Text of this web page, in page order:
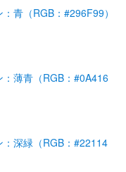
青（RGB：#296F99）
薄青（RGB：#0A416
深緑（RGB：#22114